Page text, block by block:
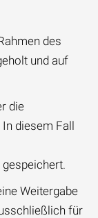
des
und auf
die
diesem Fall
Weitergabe
für